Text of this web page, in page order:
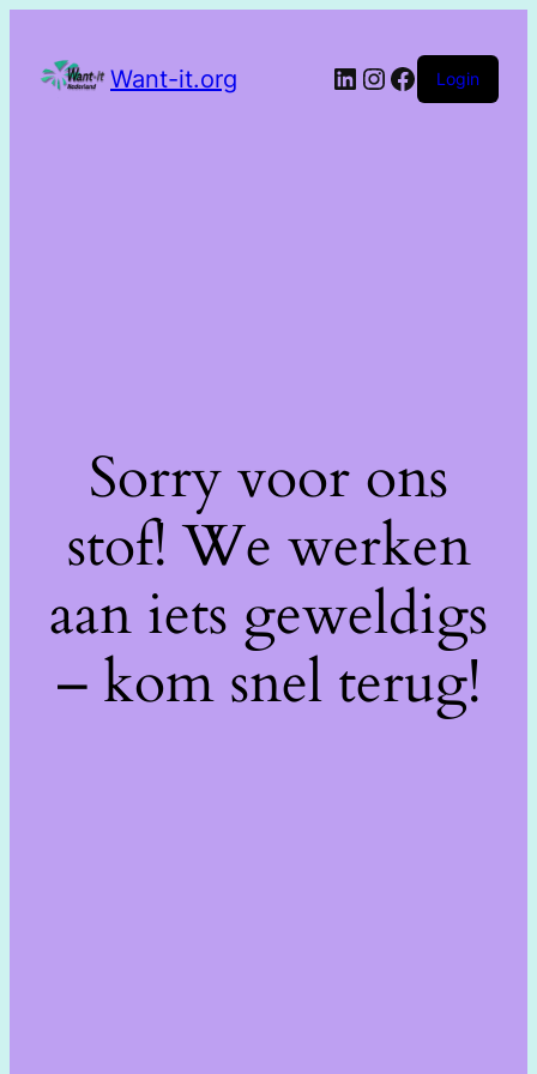
Want-it.org Login
Sorry voor ons
stof! We werken
aan iets geweldigs
– kom snel terug!